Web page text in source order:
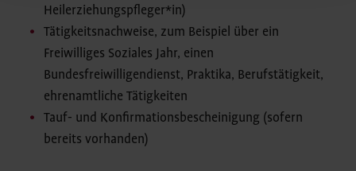
Heilerziehungspfleger*in)
Tätigkeitsnachweise, zum Beispiel über ein
Freiwilliges Soziales Jahr, einen
Bundesfreiwilligendienst, Praktika, Berufstätigkeit,
ehrenamtliche Tätigkeiten
Tauf- und Konfirmationsbescheinigung (sofern
bereits vorhanden)